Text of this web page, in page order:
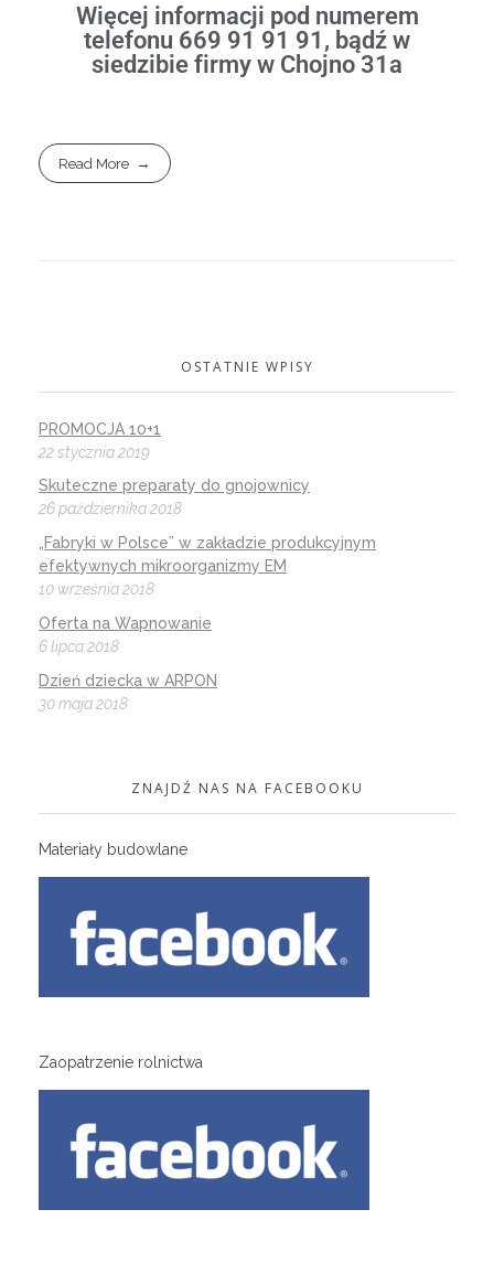
Więcej informacji pod numerem
telefonu 669 91 91 91, bądź w
siedzibie firmy w Chojno 31a
Read More
OSTATNIE WPISY
PROMOCJA 10+1
22 stycznia 2019
Skuteczne preparaty do gnojownicy
26 października 2018
„Fabryki w Polsce” w zakładzie produkcyjnym
efektywnych mikroorganizmy EM
10 września 2018
Oferta na Wapnowanie
6 lipca 2018
Dzień dziecka w ARPON
30 maja 2018
ZNAJDŹ NAS NA FACEBOOKU
Materiały budowlane
Zaopatrzenie rolnictwa